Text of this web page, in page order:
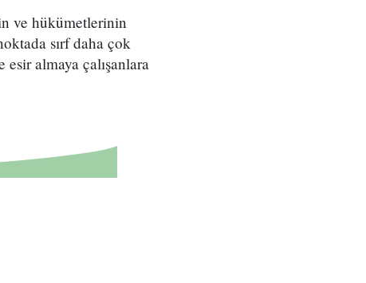
ve hükümetlerinin
sırf daha çok
almaya çalışanlara